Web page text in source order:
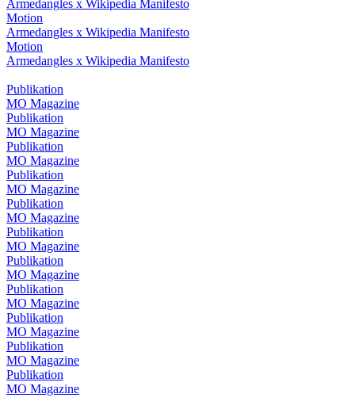
Armedangles x Wikipedia Manifesto
Motion
Armedangles x Wikipedia Manifesto
Motion
Armedangles x Wikipedia Manifesto
Publikation
MO Magazine
Publikation
MO Magazine
Publikation
MO Magazine
Publikation
MO Magazine
Publikation
MO Magazine
Publikation
MO Magazine
Publikation
MO Magazine
Publikation
MO Magazine
Publikation
MO Magazine
Publikation
MO Magazine
Publikation
MO Magazine